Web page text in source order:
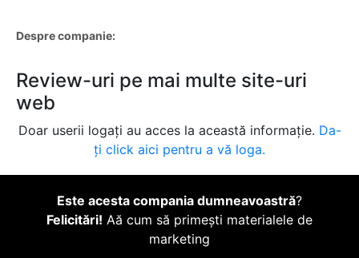
Despre companie:
Review-uri pe mai multe site-uri
web
Doar userii logați au acces la această informație. Da-
ți click aici pentru a vă loga.
Este acesta compania dumneavoastră?
Felicitări! Aă cum să primești materialele de
marketing